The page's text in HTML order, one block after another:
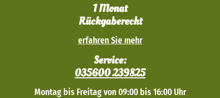
1 Monat
Rückgaberecht
erfahren Sie mehr
Service:
035600 239825
Montag bis Freitag von 09:00 bis 16:00 Uhr